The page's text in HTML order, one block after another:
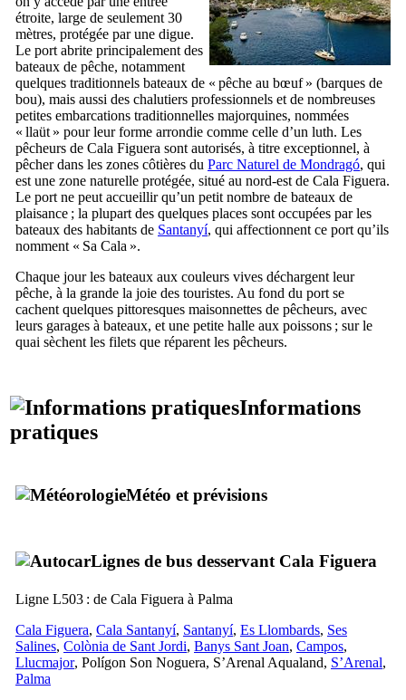
étroite, large de seulement 30
mètres, protégée par une digue.
Le port abrite principalement des
bateaux de pêche, notamment
quelques traditionnels bateaux de « pêche au bœuf » (barques de
bou), mais aussi des chalutiers professionnels et de nombreuses
petites embarcations traditionnelles majorquines, nommées
« llaüt » pour leur forme arrondie comme celle d’un luth. Les
pêcheurs de Cala Figuera sont autorisés, à titre exceptionnel, à
pêcher dans les zones côtières du Parc Naturel de Mondragó, qui
est une zone naturelle protégée, situé au nord-est de Cala Figuera.
Le port ne peut accueillir qu’un petit nombre de bateaux de
plaisance ; la plupart des quelques places sont occupées par les
bateaux des habitants de Santanyí, qui affectionnent ce port qu’ils
nomment « Sa Cala ».
Chaque jour les bateaux aux couleurs vives déchargent leur
pêche, à la grande la joie des touristes. Au fond du port se
cachent quelques pittoresques maisonnettes de pêcheurs, avec
leurs garages à bateaux, et une petite halle aux poissons ; sur le
quai sèchent les filets que réparent les pêcheurs.
Informations
pratiques
Météo et prévisions
Lignes de bus desservant Cala Figuera
Ligne L503 : de Cala Figuera à Palma
Cala Figuera, Cala Santanyí, Santanyí, Es Llombards, Ses
Salines, Colònia de Sant Jordi, Banys Sant Joan, Campos,
Llucmajor, Polígon Son Noguera, S’Arenal Aqualand, S’Arenal,
Palma